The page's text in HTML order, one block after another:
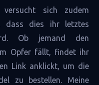
sich zudem
dass dies ihr letztes
Ob jemand den
Opfer fällt, findet ihr
Link anklickt, um die
zu bestellen. Meine